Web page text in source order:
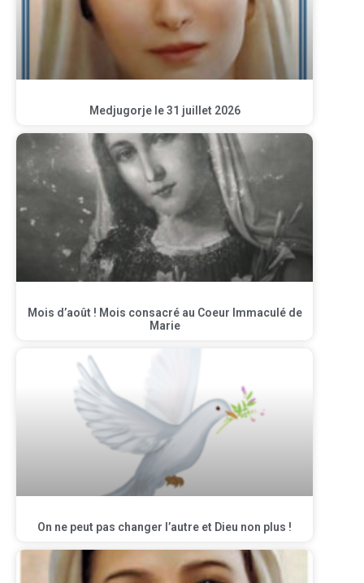
Medjugorje le 31 juillet 2026
Mois d’août ! Mois consacré au Coeur Immaculé de
Marie
On ne peut pas changer l’autre et Dieu non plus !